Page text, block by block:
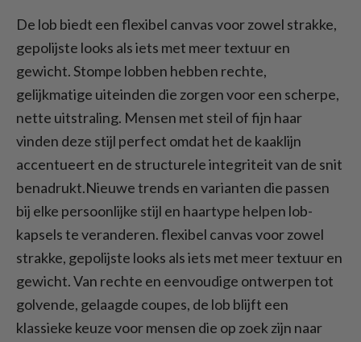
De lob biedt een flexibel canvas voor zowel strakke,
gepolijste looks als iets met meer textuur en
gewicht. Stompe lobben hebben rechte,
gelijkmatige uiteinden die zorgen voor een scherpe,
nette uitstraling. Mensen met steil of fijn haar
vinden deze stijl perfect omdat het de kaaklijn
accentueert en de structurele integriteit van de snit
benadrukt.Nieuwe trends en varianten die passen
bij elke persoonlijke stijl en haartype helpen lob-
kapsels te veranderen. flexibel canvas voor zowel
strakke, gepolijste looks als iets met meer textuur en
gewicht. Van rechte en eenvoudige ontwerpen tot
golvende, gelaagde coupes, de lob blijft een
klassieke keuze voor mensen die op zoek zijn naar